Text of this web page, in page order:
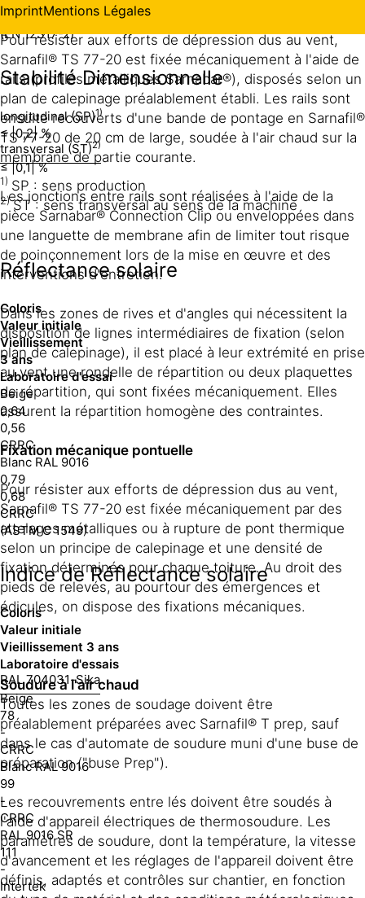
≥ 500 N/50 mm
(EN 12317-2)
Stabilité Dimensionnelle
longitudinal (SP)1)
≤ |0,2| %
transversal (ST)2)
≤ |0,1| %
1) SP : sens production
2)ST : sens transversal au sens de la machine
Réflectance solaire
Coloris
Valeur initiale
Vieillissement
3 ans
Laboratoire d'essai
Beige
0,64
0,56
CRRC
Blanc RAL 9016
0,79
0,68
CRRC
(ASTM C 1549)
Indice de Réflectance solaire
Coloris
Valeur initiale
Vieillissement 3 ans
Laboratoire d'essais
RAL 704031-Sika
Beige
78
-
CRRC
Blanc RAL 9016
99
-
CRRC
RAL 9016 SR
111
-
Intertek
Pour résister aux efforts de dépression dus au vent,
Sarnafil® TS 77-20 est fixée mécaniquement à l'aide de
rails (profilés métalliques Sarnabar®), disposés selon un
plan de calepinage préalablement établi. Les rails sont
ensuite recouverts d'une bande de pontage en Sarnafil®
TS 77-20 de 20 cm de large, soudée à l'air chaud sur la
membrane de partie courante.
Les jonctions entre rails sont réalisées à l'aide de la
pièce Sarnabar® Connection Clip ou enveloppées dans
une languette de membrane afin de limiter tout risque
de poinçonnement lors de la mise en œuvre et des
interventions d'entretien.
Dans les zones de rives et d'angles qui nécessitent la
disposition de lignes intermédiaires de fixation (selon
plan de calepinage), il est placé à leur extrémité en prise
au vent une rondelle de répartition ou deux plaquettes
de répartition, qui sont fixées mécaniquement. Elles
assurent la répartition homogène des contraintes.
Fixation mécanique pontuelle
Pour résister aux efforts de dépression dus au vent,
Sarnafil® TS 77-20 est fixée mécaniquement par des
attelages métalliques ou à rupture de pont thermique
selon un principe de calepinage et une densité de
fixation déterminés pour chaque toiture. Au droit des
pieds de relevés, au pourtour des émergences et
édicules, on dispose des fixations mécaniques.
Soudure à l'air chaud
Toutes les zones de soudage doivent être
préalablement préparées avec Sarnafil® T prep, sauf
dans le cas d'automate de soudure muni d'une buse de
préparation ("buse Prep").
Les recouvrements entre lés doivent être soudés à
l'aide d'appareil électriques de thermosoudure. Les
paramètres de soudure, dont la température, la vitesse
d'avancement et les réglages de l'appareil doivent être
définis, adaptés et contrôles sur chantier, en fonction
ImprintMentions Légales
Contact